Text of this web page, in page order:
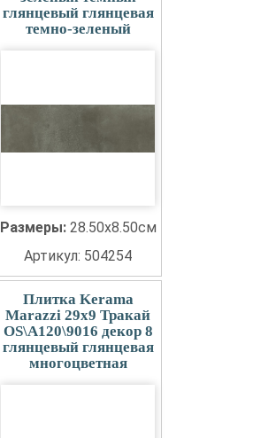
глянцевый глянцевая
темно-зеленый
Размеры: 28.50x8.50см
Артикул: 504254
Плитка Kerama
Marazzi 29x9 Тракай
OS\A120\9016 декор 8
глянцевый глянцевая
многоцветная